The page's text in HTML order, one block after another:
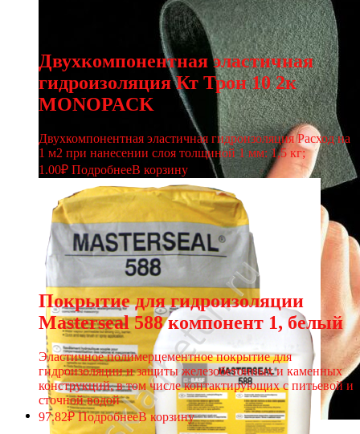
Двухкомпонентная эластичная
гидроизоляция Кт Трон 10 2к
MONOPACK
Двухкомпонентная эластичная гидроизоляция Расход на
1 м2 при нанесении слоя толщиной 1 мм: 1,5 кг;
1.00₽ ПодробнееВ корзину
Покрытие для гидроизоляции
Masterseal 588 компонент 1, белый
Эластичное полимерцементное покрытие для
гидроизоляции и защиты железобетонных и каменных
конструкций, в том числе контактирующих с питьевой и
сточной водой
97.82₽ ПодробнееВ корзину